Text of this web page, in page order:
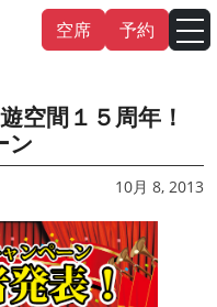
空席 予約
空間１５周年！
ン
10月 8, 2013
中文（简体